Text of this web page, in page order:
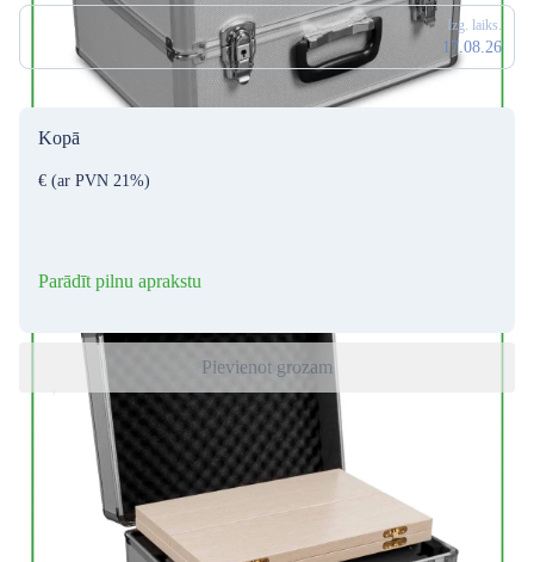
Izg. laiks.
17.08.26
Kopā
€ (ar PVN 21%)
Parādīt pilnu aprakstu
Pievienot grozam